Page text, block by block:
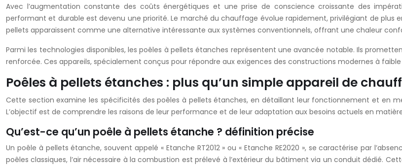
Avec l’augmentation constante des coûts énergétiques et une prise de conscience croissante des
performant et durable est devenu une priorité. Le marché du chauffage évolue rapidement, privilégiant de plus
pellets apparaissent comme une alternative intéressante aux systèmes conventionnels, offrant une chaleur
Parmi les technologies disponibles, les poêles à pellets étanches représentent une avancée notable. Ils
renforcée. Ces appareils, spécialement conçus pour répondre aux exigences des constructions modernes à
Poêles à pellets étanches : plus qu’un simple appareil de
Cette section examine les spécificités des poêles à pellets étanches, en détaillant leur fonctionnement et en
L’objectif est de comprendre les raisons de leur performance et de leur adaptation aux besoins actuels en
Qu’est-ce qu’un poêle à pellets étanche ? définition précise
Un poêle à pellets étanche, souvent appelé « Etanche RT2012 » ou « Etanche RE2020 », se caractérise par
poêles classiques, l’air nécessaire à la combustion est prélevé à l’extérieur du bâtiment via un conduit dédié.